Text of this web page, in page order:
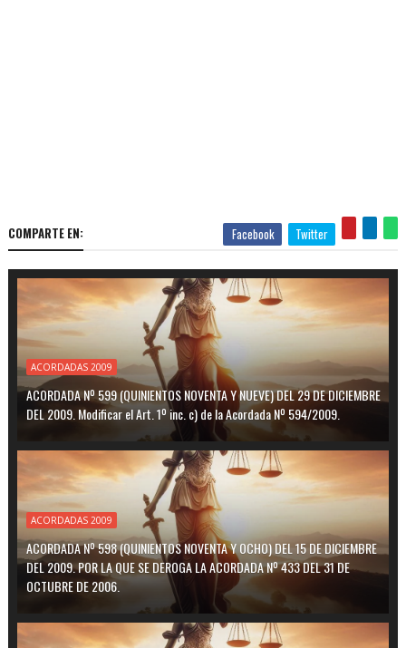
COMPARTE EN: Facebook Twitter
ACORDADAS 2009
ACORDADA Nº 599 (QUINIENTOS NOVENTA Y NUEVE) DEL 29 DE DICIEMBRE
DEL 2009. Modificar el Art. 1º inc. c) de la Acordada Nº 594/2009.
ACORDADAS 2009
ACORDADA Nº 598 (QUINIENTOS NOVENTA Y OCHO) DEL 15 DE DICIEMBRE
DEL 2009. POR LA QUE SE DEROGA LA ACORDADA Nº 433 DEL 31 DE
OCTUBRE DE 2006.